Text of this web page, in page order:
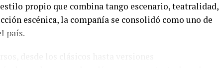
propio que combina tango escenario, teatralidad,
escénica, la compañía se consolidó como uno de
país.